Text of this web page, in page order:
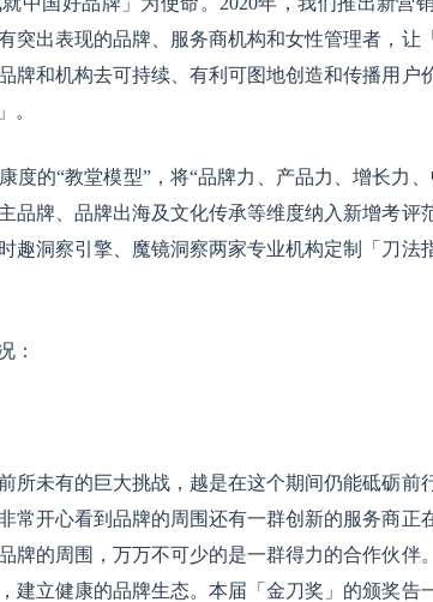
出表现的品牌、服务商机构和女性管理者，让
牌和机构去可持续、有利可图地创造和传播用户
。
度的“教堂模型”，将“品牌力、产品力、增长力
品牌、品牌出海及文化传承等维度纳入新增考评
趣洞察引擎、魔镜洞察两家专业机构定制「刀法
：
所未有的巨大挑战，越是在这个期间仍能砥砺前
常开心看到品牌的周围还有一群创新的服务商正
牌的周围，万万不可少的是一群得力的合作伙伴
建立健康的品牌生态。本届「金刀奖」的颁奖告